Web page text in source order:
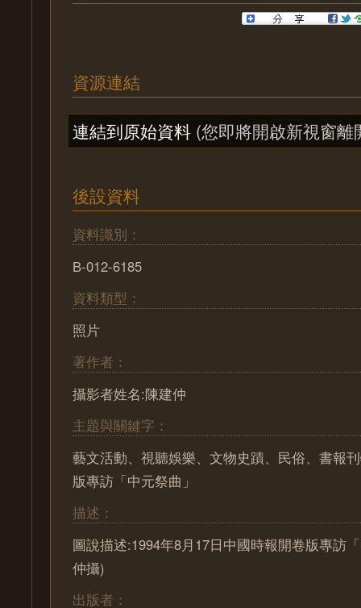
資源連結
連結到原始資料 (您即將開啟新視窗離
後設資料
資料識別：
B-012-6185
資料類型：
照片
著作者：
攝影者姓名:陳建仲
主題與關鍵字：
藝文活動、視聽娛樂、文物史蹟、民俗、書報
版專訪「中元祭曲」
描述：
圖說描述:1994年8月17日中國時報開卷版專訪
仲攝)
出版者：